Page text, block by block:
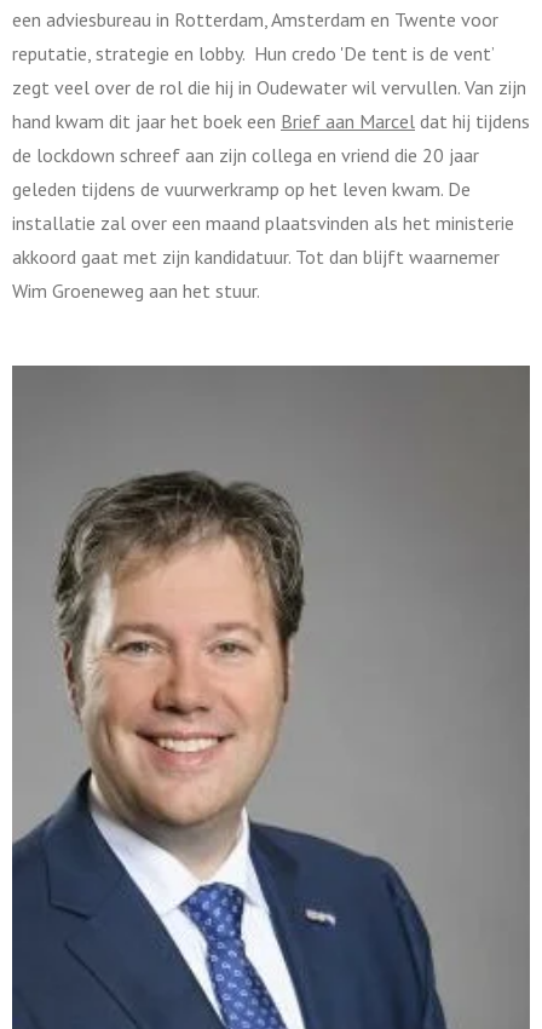
een adviesbureau in Rotterdam, Amsterdam en Twente voor
reputatie, strategie en lobby. Hun credo 'De tent is de vent’
zegt veel over de rol die hij in Oudewater wil vervullen. Van zijn
hand kwam dit jaar het boek een Brief aan Marcel dat hij tijdens
de lockdown schreef aan zijn collega en vriend die 20 jaar
geleden tijdens de vuurwerkramp op het leven kwam. De
installatie zal over een maand plaatsvinden als het ministerie
akkoord gaat met zijn kandidatuur. Tot dan blijft waarnemer
Wim Groeneweg aan het stuur.